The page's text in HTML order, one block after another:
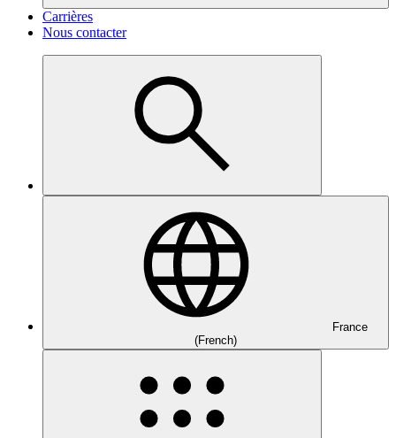
Carrières
Nous contacter
France
(French)